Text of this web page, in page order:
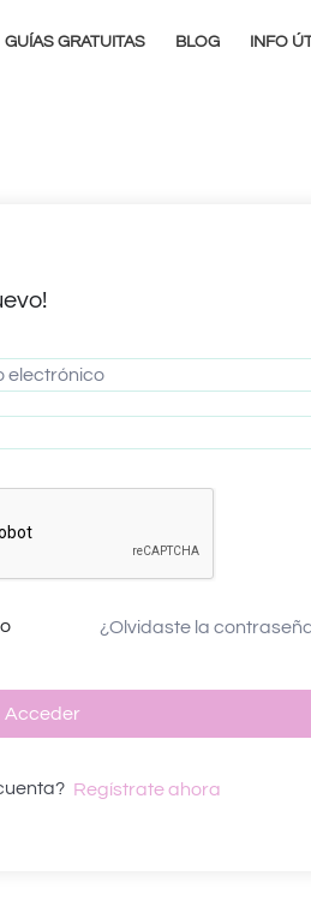
GUÍAS GRATUITAS BLOG INFO
¿Olvidaste la
Acceder
Regístrate ahora